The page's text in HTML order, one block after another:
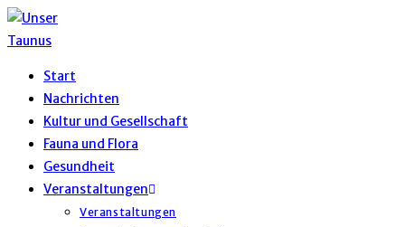
Start
Nachrichten
Kultur und Gesellschaft
Fauna und Flora
Gesundheit
Veranstaltungen
Veranstaltungen